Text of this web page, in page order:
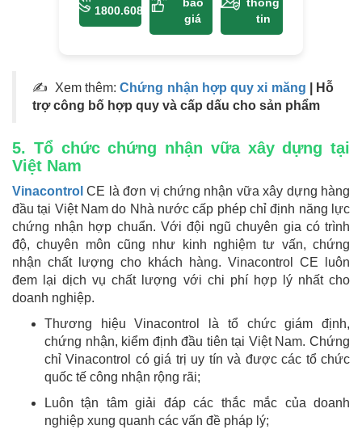
1800.6083
báo
giá
thông
tin
✍ Xem thêm:Chứng nhận hợp quy xi măng | Hỗ
trợ công bố hợp quy và cấp dấu cho sản phẩm
5. Tổ chức chứng nhận vữa xây dựng tại
Việt Nam
VinacontrolCE là đơn vị chứng nhận vữa xây dựng hàng
đầu tại Việt Nam do Nhà nước cấp phép chỉ định năng lực
chứng nhận hợp chuẩn. Với đội ngũ chuyên gia có trình
độ, chuyên môn cũng như kinh nghiệm tư vấn, chứng
nhận chất lượng cho khách hàng. Vinacontrol CE luôn
đem lại dịch vụ chất lượng với chi phí hợp lý nhất cho
doanh nghiệp.
Thương hiệu Vinacontrol là tổ chức giám định,
chứng nhận, kiểm định đầu tiên tại Việt Nam. Chứng
chỉ Vinacontrol có giá trị uy tín và được các tổ chức
quốc tế công nhận rộng rãi;
Luôn tận tâm giải đáp các thắc mắc của doanh
nghiệp xung quanh các vấn đề pháp lý;